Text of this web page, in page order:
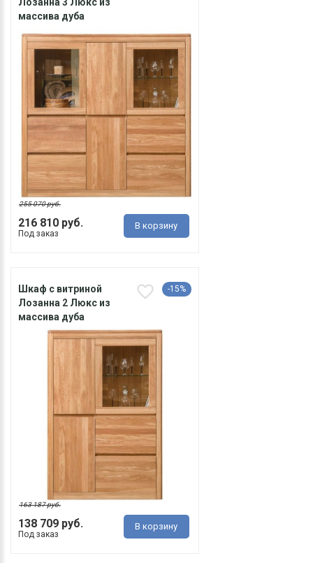
массива дуба
216 810 руб.
255 070 руб.
Под заказ
В корзину
Шкаф с витриной
Лозанна 2 Люкс из
массива дуба
-15%
138 709 руб.
163 187 руб.
Под заказ
В корзину